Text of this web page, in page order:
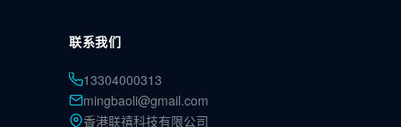
联系我们
13304000313
mingbaoli@gmail.com
香港联禧科技有限公司